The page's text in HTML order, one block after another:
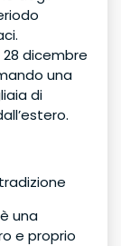
28 dicembre
una
di
una
e proprio